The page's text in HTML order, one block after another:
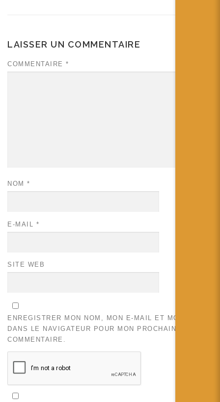
LAISSER UN COMMENTAIRE
COMMENTAIRE *
NOM *
E-MAIL *
SITE WEB
ENREGISTRER MON NOM, MON E-MAIL ET MON SITE
DANS LE NAVIGATEUR POUR MON PROCHAIN
COMMENTAIRE.